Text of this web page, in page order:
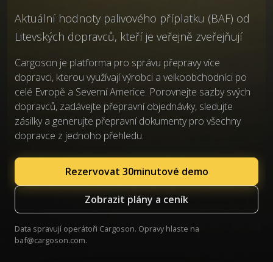
Aktuální hodnoty palivového příplatku (BAF) od
Litevských dopravců, kteří je veřejně zveřejňují
Cargoson je platforma pro správu přepravy více
dopravci, kterou využívají výrobci a velkoobchodníci po
celé Evropě a Severní Americe. Porovnejte sazby svých
dopravců, zadávejte přepravní objednávky, sledujte
zásilky a generujte přepravní dokumenty pro všechny
dopravce z jednoho přehledu.
Rezervovat 30minutové demo
Zobrazit plány a ceník
Data spravují operátoři Cargoson. Opravy hlaste na
baf@cargoson.com.